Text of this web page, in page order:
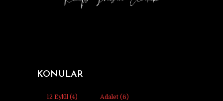
KONULAR
12 Eylül (4) Adalet (6)